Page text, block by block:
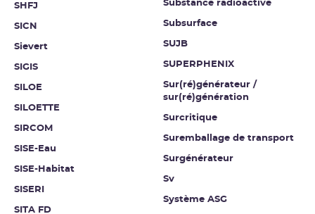
SHFJ
SICN
Sievert
SIGIS
SILOE
SILOETTE
SIRCOM
SISE-Eau
SISE-Habitat
SISERI
SITA FD
Substance radioactive
Subsurface
SUJB
SUPERPHENIX
Sur(ré)générateur /
sur(ré)génération
Surcritique
Suremballage de transport
Surgénérateur
Sv
Système ASG